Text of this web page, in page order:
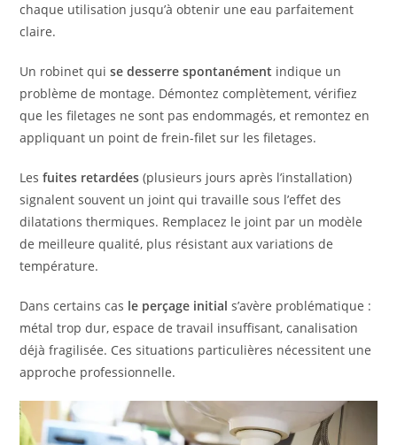
chaque utilisation jusqu’à obtenir une eau parfaitement
claire.
Un robinet quise desserre spontanément indique un
problème de montage. Démontez complètement, vérifiez
que les filetages ne sont pas endommagés, et remontez en
appliquant un point de frein-filet sur les filetages.
Lesfuites retardées (plusieurs jours après l’installation)
signalent souvent un joint qui travaille sous l’effet des
dilatations thermiques. Remplacez le joint par un modèle
de meilleure qualité, plus résistant aux variations de
température.
Dans certains cas le perçage initial s’avère problématique :
métal trop dur, espace de travail insuffisant, canalisation
déjà fragilisée. Ces situations particulières nécessitent une
approche professionnelle.